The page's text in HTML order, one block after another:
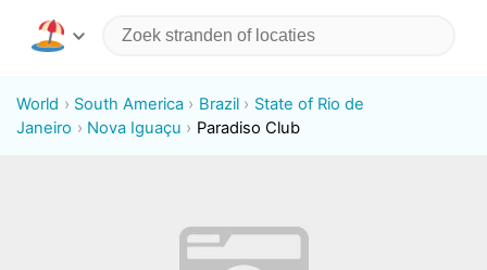
World South America Brazil
State of Rio de
Janeiro
Nova Iguaçu Paradiso Club